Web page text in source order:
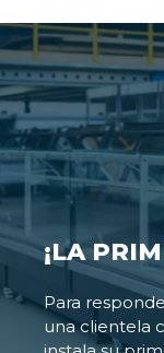
¡LA
Para
una clientela